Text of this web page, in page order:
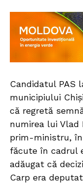
Candidatul PAS
municipiului
că regretă
numirea lui
prim-ministru, în
făcute în cadrul
adăugat că
Carp era